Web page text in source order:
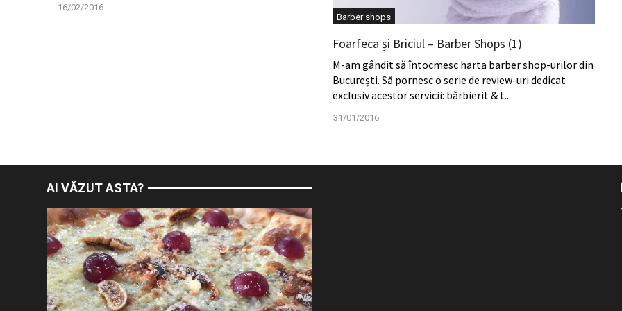
16/02/2016
Barber shops
Foarfeca și Briciul – Barber Shops (1)
M-am gândit să întocmesc harta barber shop-urilor din
București. Să pornesc o serie de review-uri dedicat
exclusiv acestor servicii: bărbierit & t...
31/01/2016
AI VĂZUT ASTA?